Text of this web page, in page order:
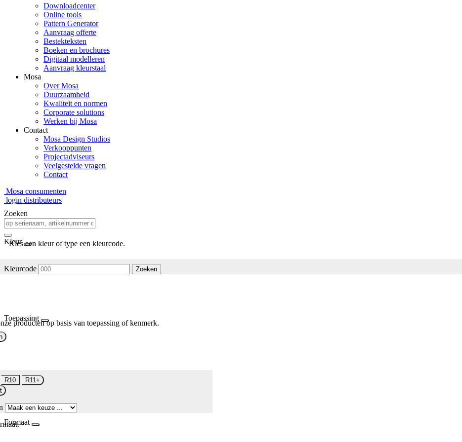
Downloadcenter
Online tools
Pattern Generator
Aanvraag offerte
Bestekteksten
Boeken en brochures
Digitaal modelleren
Aanvraag kleurstaal
Mosa
Over Mosa
Duurzaamheid
Kwaliteit en normen
Corporate solutions
Werken bij Mosa
Contact
Mosa Design Studios
Verkooppunten
Projectadviseurs
Veelgestelde vragen
Contact
Mosa consumenten
login distributeurs
Zoeken
Kleur
Kies een kleur of type een kleurcode.
Kleurcode Zoeken
Toepassing
producten op basis van toepassing of kenmerk.
R10
R11+
Formaat